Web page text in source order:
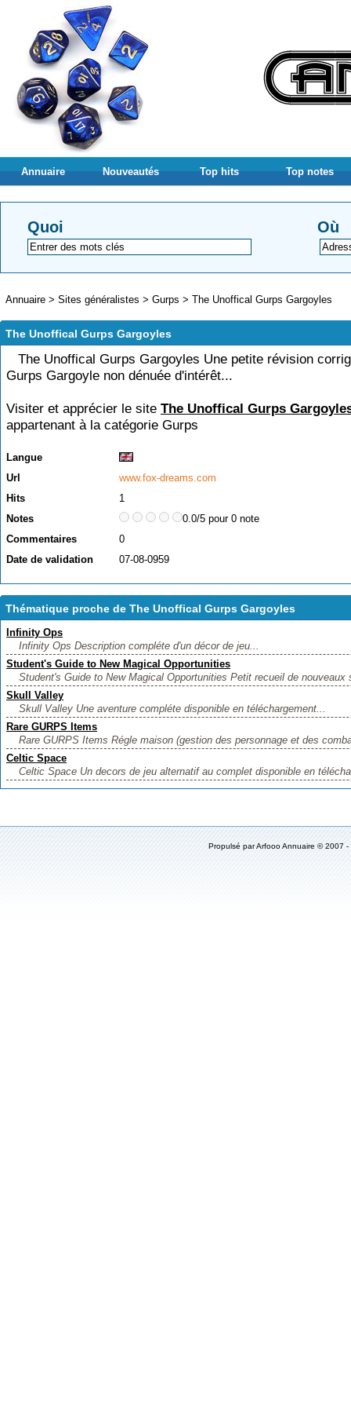
Annuaire Nouveautés Top hits Top notes
Quoi Où
Annuaire > Sites généralistes > Gurps > The Unoffical Gurps Gargoyles
The Unoffical Gurps Gargoyles
The Unoffical Gurps Gargoyles Une petite révision
Gurps Gargoyle non dénuée d'intérêt...
Visiter et apprécier le site The Unoffical Gurps
appartenant à la catégorie Gurps
Langue
Url
www.fox-dreams.com
Hits
1
Notes
0.0/5 pour 0 note
Commentaires
0
Date de validation
07-08-0959
Thématique proche de The Unoffical Gurps Gargoyles
Infinity Ops
Infinity Ops Description compléte d'un décor de jeu...
Student's Guide to New Magical Opportunities
Student's Guide to New Magical Opportunities Petit recueil de nouveaux
Skull Valley
Skull Valley Une aventure compléte disponible en téléchargement...
Rare GURPS Items
Rare GURPS Items Régle maison (gestion des personnage et des
Celtic Space
Celtic Space Un decors de jeu alternatif au complet disponible en
Propulsé parArfooo Annuaire © 2007